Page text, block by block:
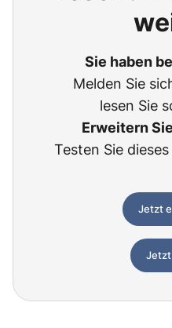
Sie haben
Melden Sie
lesen Sie
Erweitern
Testen Sie
Jetzt